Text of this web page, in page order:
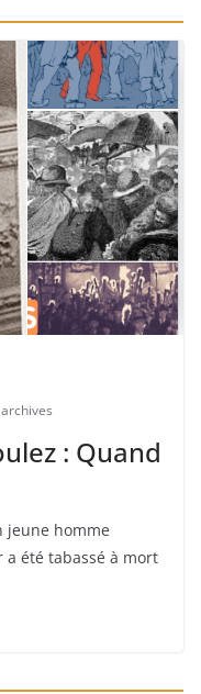
: Quand
jeune homme
été tabassé à mort